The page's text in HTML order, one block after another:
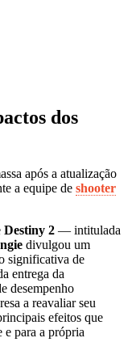
dos
após a atualização
a equipe de shooter
Destiny 2 — intitulada
divulgou um
significativa de
entrega da
desempenho
a reavaliar seu
efeitos que
e para a própria